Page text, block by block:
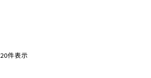
20件表示